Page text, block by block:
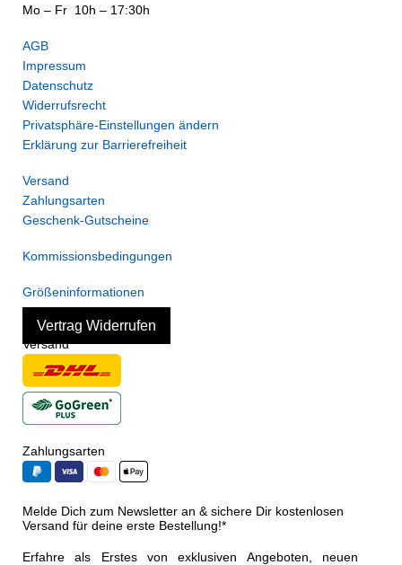
Mo – Fr 10h – 17:30h
AGB
Impressum
Datenschutz
Widerrufsrecht
Privatsphäre-Einstellungen ändern
Erklärung zur Barrierefreiheit
Versand
Zahlungsarten
Geschenk-Gutscheine
Kommissionsbedingungen
Größeninformationen
Vertrag Widerrufen
Versand
Zahlungsarten
Melde Dich zum Newsletter an & sichere Dir kostenlosen
Versand für deine erste Bestellung!*
Erfahre als Erstes von exklusiven Angeboten, neuen